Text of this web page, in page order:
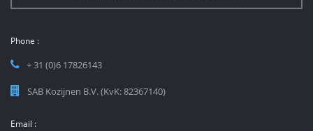
Phone :
+ 31 (0)6 17826143
SAB Kozijnen B.V. (KvK: 82367140)
Email :